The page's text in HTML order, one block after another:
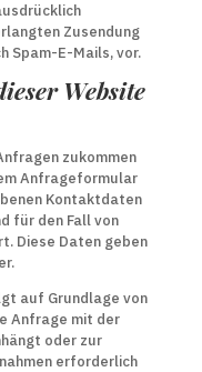
Zusendung
Spam-E-Mails, vor.
Website
zukommen
Anfrageformular
Kontaktdaten
für den Fall von
Diese Daten geben
auf Grundlage von
Anfrage mit der
oder zur
erforderlich